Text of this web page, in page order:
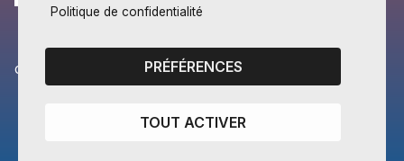
CANTONS PARTENAIRES
Vaud
Politique de confidentialité
PRÉFÉRENCES
TOUT ACTIVER